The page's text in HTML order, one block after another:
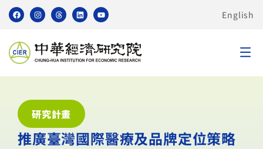
English
研究計畫
推廣臺灣國際醫療及品牌定位策略